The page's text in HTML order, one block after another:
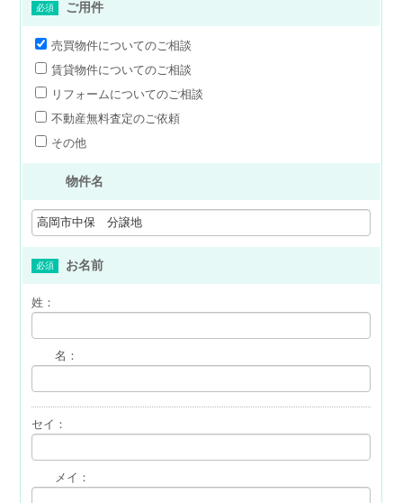
必須 ご用件
売買物件についてのご相談
賃貸物件についてのご相談
リフォームについてのご相談
不動産無料査定のご依頼
その他
物件名
必須 お名前
姓 ：
名 ：
セイ ：
メイ ：